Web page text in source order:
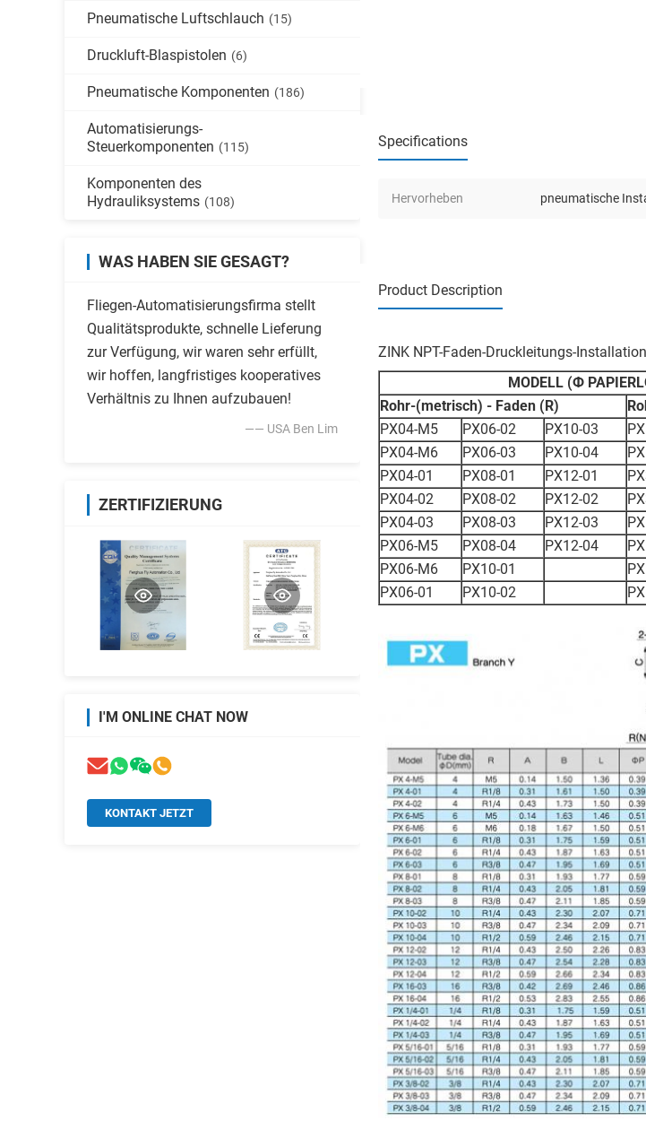
Pneumatische Luftschlauch (15)
Druckluft-Blaspistolen (6)
Pneumatische Komponenten (186)
Automatisierungs-
Steuerkomponenten (115)
Komponenten des
Hydrauliksystems (108)
WAS HABEN SIE GESAGT?
Fliegen-Automatisierungsfirma stellt
Qualitätsprodukte, schnelle Lieferung
zur Verfügung, wir waren sehr erfüllt,
wir hoffen, langfristiges kooperatives
Verhältnis zu Ihnen aufzubauen!
—— USA Ben Lim
ZERTIFIZIERUNG
I'M ONLINE CHAT NOW
KONTAKT JETZT
Specifications
Hervorheben pneumatische
Product Description
ZINK NPT-Faden-Druckleitungs-
MODELL (Ф
Rohr-(metrisch) - Faden (R)
PX04-M5
PX06-02 PX10-03
PX04-M6
PX06-03 PX10-04
PX04-01
PX08-01 PX12-01
PX04-02
PX08-02 PX12-02
PX04-03
PX08-03 PX12-03
PX06-M5
PX08-04 PX12-04
PX06-M6
PX10-01
PX06-01
PX10-02